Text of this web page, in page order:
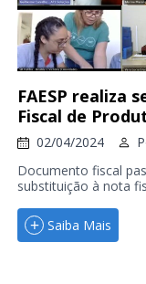
FAESP realiza
Fiscal de
02/04/2024
Documento fiscal
substituição à nota
Saiba Mais